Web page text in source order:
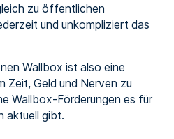
zu öffentlichen
und unkompliziert das
Wallbox ist also eine
Zeit, Geld und Nerven zu
Wallbox-Förderungen es für
aktuell gibt.